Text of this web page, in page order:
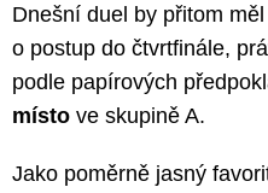
Dnešní duel by přitom
o postup do čtvrtfinále,
podle papírových
místo ve skupině A.
Jako poměrně jasný